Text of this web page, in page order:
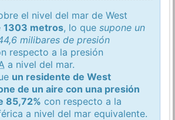
el nivel del mar de West
1303 metros, lo quesupone un
milibares de presión
respecto a la presión
a nivel del mar.
un residente de West
de un aire con una presión
85,72% con respecto a la
a nivel del mar equivalente.